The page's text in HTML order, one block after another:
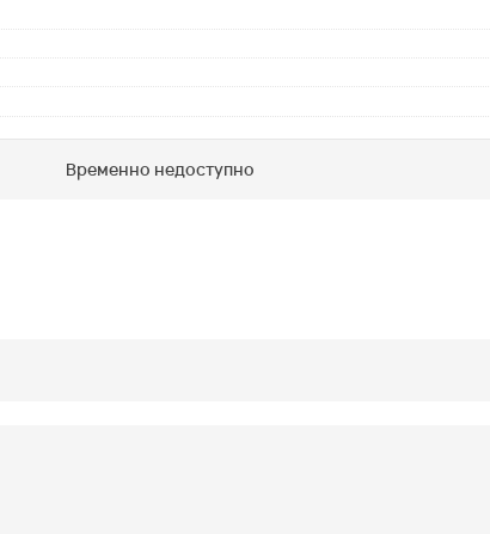
Временно недоступно